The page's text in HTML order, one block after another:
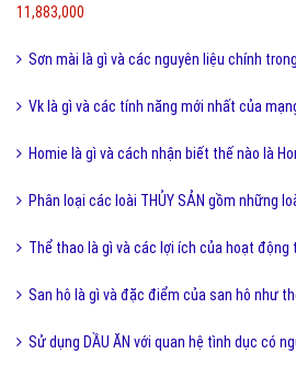
11,883,000
Sơn mài là gì và các nguyên liệu chính
Vk là gì và các tính năng mới nhất của
Homie là gì và cách nhận biết thế nào là
Phân loại các loài THỦY SẢN gồm những
Thể thao là gì và các lợi ích của hoạt động
San hô là gì và đặc điểm của san hô như
Sử dụng DẦU ĂN với quan hệ tình dục có